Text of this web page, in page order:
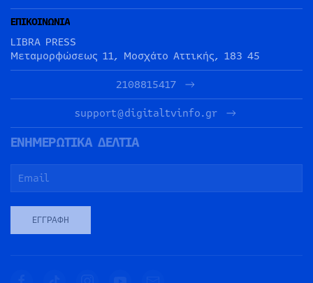
ΕΠΙΚΟΙΝΩΝΙΑ
LIBRA PRESS
Μεταμορφώσεως 11, Μοσχάτο Αττικής, 183 45
2108815417
support@digitaltvinfo.gr
ΕΝΗΜΕΡΩΤΙΚΑ ΔΕΛΤΙΑ
ΕΓΓΡΑΦΉ